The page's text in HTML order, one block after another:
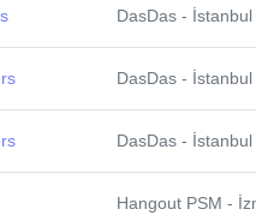
DasDas - İstanbul
DasDas - İstanbul
DasDas - İstanbul
Hangout PSM -